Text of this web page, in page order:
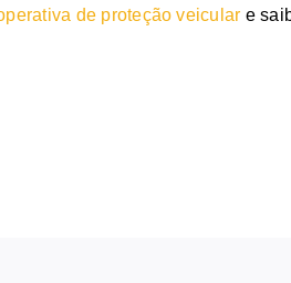
de proteção veicular e